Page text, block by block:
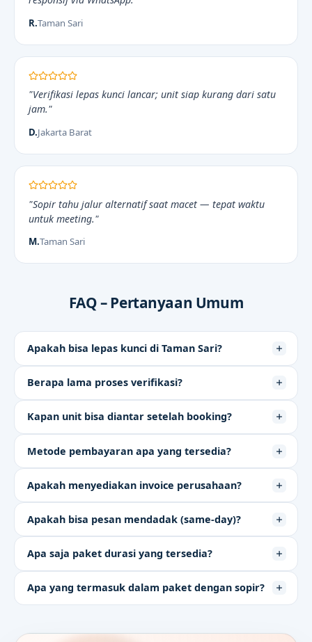
R.Taman Sari
"Verifikasi lepas kunci lancar; unit siap kurang dari satu
jam."
D.Jakarta Barat
"Sopir tahu jalur alternatif saat macet — tepat waktu
untuk meeting."
M.Taman Sari
FAQ – Pertanyaan Umum
Apakah bisa lepas kunci di Taman Sari?
Berapa lama proses verifikasi?
Kapan unit bisa diantar setelah booking?
Metode pembayaran apa yang tersedia?
Apakah menyediakan invoice perusahaan?
Apakah bisa pesan mendadak (same-day)?
Apa saja paket durasi yang tersedia?
Apa yang termasuk dalam paket dengan sopir?